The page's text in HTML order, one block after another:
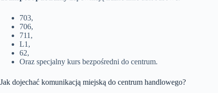
703,
706,
711,
L1,
62,
Oraz specjalny kurs bezpośredni do centrum.
Jak dojechać komunikacją miejską do centrum handlowego?